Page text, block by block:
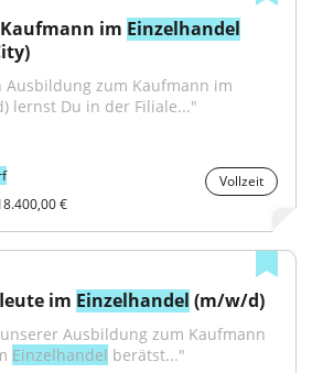
im Einzelhandel
lernst Du in der Filiale..."
Vollzeit
€
im Einzelhandel (m/w/d)
Ausbildung zum Kaufmann
Einzelhandel berätst..."